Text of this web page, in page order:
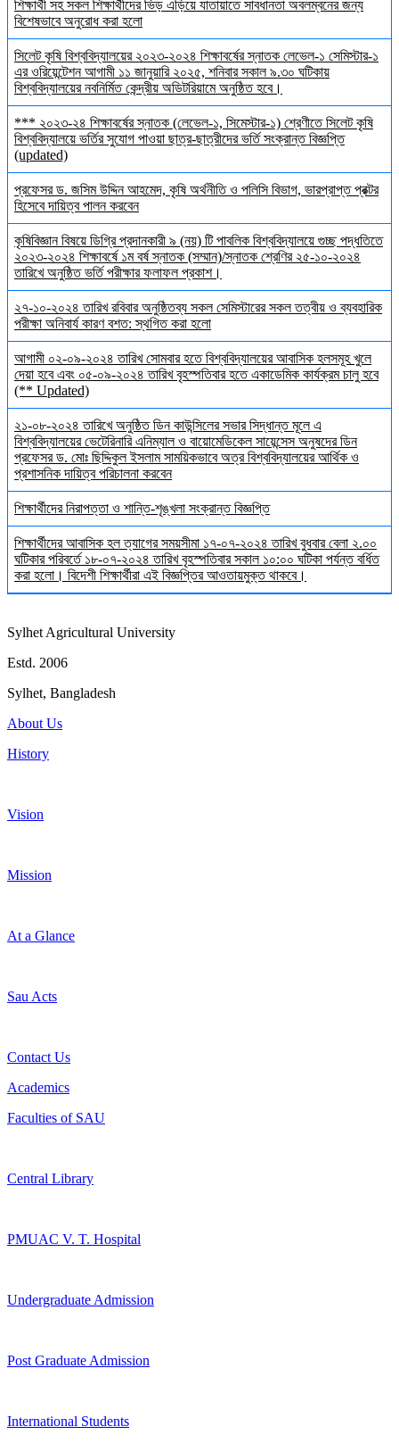
শিক্ষার্থী সহ সকল শিক্ষার্থীদের ভিড় এড়িয়ে যাতায়াতে সাবধানতা অবলম্বনের জন্য
বিশেষভাবে অনুরোধ করা হলো
সিলেট কৃষি বিশ্ববিদ্যালয়ের ২০২৩-২০২৪ শিক্ষাবর্ষের স্নাতক লেভেল-১ সেমিস্টার-১
এর ওরিয়েন্টেশন আগামী ১১ জানুয়ারি ২০২৫, শনিবার সকাল ৯.৩০ ঘটিকায়
বিশ্ববিদ্যালয়ের নবনির্মিত কেন্দ্রীয় অডিটরিয়ামে অনুষ্ঠিত হবে।
*** ২০২৩-২৪ শিক্ষাবর্ষের স্নাতক (লেভেল-১, সিমেস্টার-১) শ্রেণীতে সিলেট কৃষি
বিশ্ববিদ্যালয়ে ভর্তির সুযোগ পাওয়া ছাত্র-ছাত্রীদের ভর্তি সংক্রান্ত বিজ্ঞপ্তি
(updated)
প্রফেসর ড. জসিম উদ্দিন আহমেদ, কৃষি অর্থনীতি ও পলিসি বিভাগ, ভারপ্রাপ্ত প্রক্টর
হিসেবে দায়িত্ব পালন করবেন
কৃষিবিজ্ঞান বিষয়ে ডিগ্রি প্রদানকারী ৯ (নয়) টি পাবলিক বিশ্ববিদ্যালয়ে গুচ্ছ পদ্ধতিতে
২০২৩-২০২৪ শিক্ষাবর্ষে ১ম বর্ষ স্নাতক (সম্মান)/স্নাতক শ্রেণির ২৫-১০-২০২৪
তারিখে অনুষ্ঠিত ভর্তি পরীক্ষার ফলাফল প্রকাশ।
২৭-১০-২০২৪ তারিখ রবিবার অনুষ্ঠিতব্য সকল সেমিস্টারের সকল তত্বীয় ও ব্যবহারিক
পরীক্ষা অনিবার্য কারণ বশত: স্থগিত করা হলো
আগামী ০২-০৯-২০২৪ তারিখ সোমবার হতে বিশ্ববিদ্যালয়ের আবাসিক হলসমূহ খুলে
দেয়া হবে এবং ০৫-০৯-২০২৪ তারিখ বৃহস্পতিবার হতে একাডেমিক কার্যক্রম চালু হবে
(** Updated)
২১-০৮-২০২৪ তারিখে অনুষ্ঠিত ডিন কাউন্সিলের সভার সিদ্ধান্ত মূলে এ
বিশ্ববিদ্যালয়ের ভেটেরিনারি এনিম্যাল ও বায়োমেডিকেল সায়েন্সেস অনুষদের ডিন
প্রফেসর ড. মোঃ ছিদ্দিকুল ইসলাম সাময়িকভাবে অত্র বিশ্ববিদ্যালয়ের আর্থিক ও
প্রশাসনিক দায়িত্ব পরিচালনা করবেন
শিক্ষার্থীদের নিরাপত্তা ও শান্তি-শৃঙ্খলা সংক্রান্ত বিজ্ঞপ্তি
শিক্ষার্থীদের আবাসিক হল ত্যাগের সময়সীমা ১৭-০৭-২০২৪ তারিখ বুধবার বেলা ২.০০
ঘটিকার পরিবর্তে ১৮-০৭-২০২৪ তারিখ বৃহস্পতিবার সকাল ১০:০০ ঘটিকা পর্যন্ত বর্ধিত
করা হলো। বিদেশী শিক্ষার্থীরা এই বিজ্ঞপ্তির আওতায়মুক্ত থাকবে।
Sylhet Agricultural University
Estd. 2006
Sylhet, Bangladesh
About Us
History
Vision
Mission
At a Glance
Sau Acts
Contact Us
Academics
Faculties of SAU
Central Library
PMUAC V. T. Hospital
Undergraduate Admission
Post Graduate Admission
International Students